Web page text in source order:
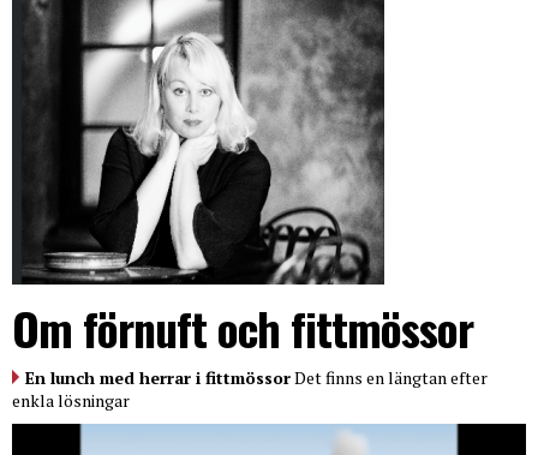
Om förnuft och fittmössor
En lunch med herrar i fittmössorDet finns en längtan efter
enkla lösningar